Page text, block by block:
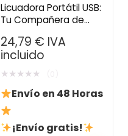
Licuadora Portátil USB:
Tu Compañera de
Zumos Frescos
24,79 € IVA
incluido
★★★★★
Envío en 48 Horas
¡Envío gratis!